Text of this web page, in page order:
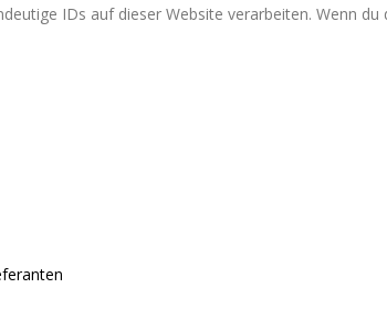
IDs auf dieser Website verarbeiten. Wenn